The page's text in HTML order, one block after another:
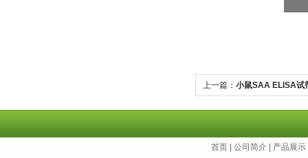
上一篇： 小鼠SAA ELISA试
首页 公司简介 产品展示